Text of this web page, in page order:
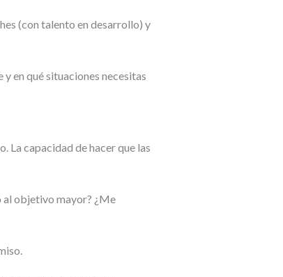
(con talento en desarrollo) y
en qué situaciones necesitas
La capacidad de hacer que las
al objetivo mayor? ¿Me